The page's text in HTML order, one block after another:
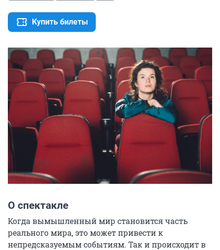
Купить билеты
О спектакле
Когда вымышленный мир становится часть
реального мира, это может привести к
непредсказуемым событиям. Так и происходит в